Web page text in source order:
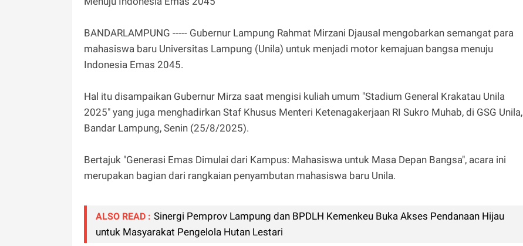
BANDARLAMPUNG ----- Gubernur Lampung Rahmat Mirzani Djausal mengobarkan semangat para
mahasiswa baru Universitas Lampung (Unila) untuk menjadi motor kemajuan bangsa menuju
Indonesia Emas 2045.
Hal itu disampaikan Gubernur Mirza saat mengisi kuliah umum "Stadium General Krakatau Unila
2025" yang juga menghadirkan Staf Khusus Menteri Ketenagakerjaan RI Sukro Muhab, di GSG Unila,
Bandar Lampung, Senin (25/8/2025).
Bertajuk "Generasi Emas Dimulai dari Kampus: Mahasiswa untuk Masa Depan Bangsa", acara ini
merupakan bagian dari rangkaian penyambutan mahasiswa baru Unila.
ALSO READ : Sinergi Pemprov Lampung dan BPDLH Kemenkeu Buka Akses Pendanaan Hijau
untuk Masyarakat Pengelola Hutan Lestari